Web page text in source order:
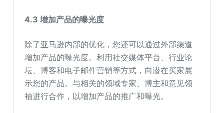
4.3 增加产品的曝光度
除了亚马逊内部的优化，您还可以通过外部渠道
增加产品的曝光度。利用社交媒体平台、行业论
坛、博客和电子邮件营销等方式，向潜在买家展
示您的产品。与相关的领域专家、博主和意见领
袖进行合作，以增加产品的推广和曝光。